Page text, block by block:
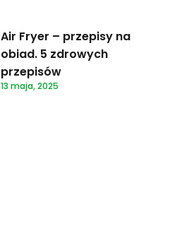
Air Fryer – przepisy na
obiad. 5 zdrowych
przepisów
13 maja, 2025